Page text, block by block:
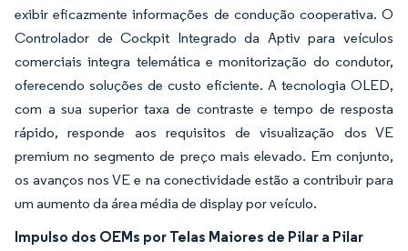
exibir eficazmente informações de condução cooperativa. O
Controlador de Cockpit Integrado da Aptiv para veículos
comerciais integra telemática e monitorização do condutor,
oferecendo soluções de custo eficiente. A tecnologia OLED,
com a sua superior taxa de contraste e tempo de resposta
rápido, responde aos requisitos de visualização dos VE
premium no segmento de preço mais elevado. Em conjunto,
os avanços nos VE e na conectividade estão a contribuir para
um aumento da área média de display por veículo.
Impulso dos OEMs por Telas Maiores de Pilar a Pilar